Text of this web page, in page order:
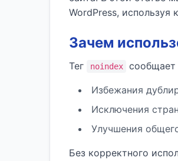
WordPress,
Зачем
Тег noindex сообщает
Избежания
Исключения
Улучшения
Без корректного